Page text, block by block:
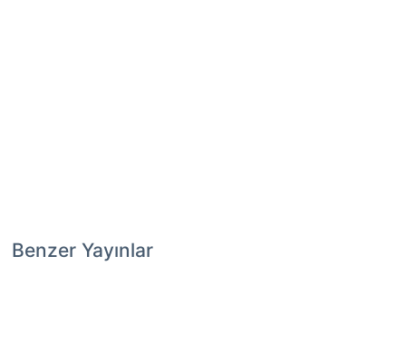
Benzer Yayınlar